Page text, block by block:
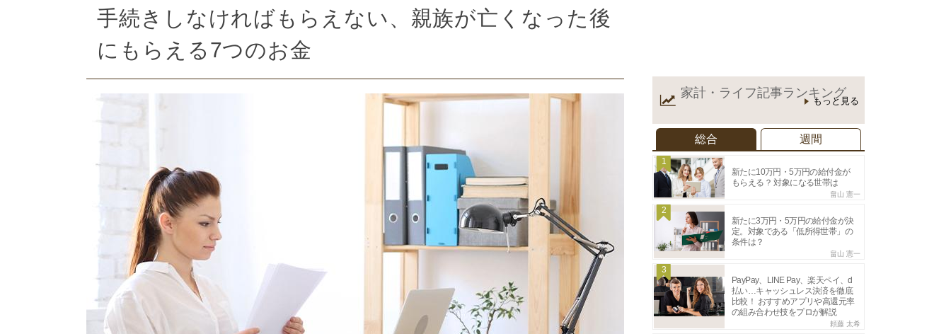
手続きしなければもらえない、親族が亡くなった後
にもらえる7つのお金
家計・ライフ記事ランキング
もっと見る
総合 週間
1
新たに10万円・5万円の給付金が
もらえる？ 対象になる世帯は
畠山 憲一
2
新たに3万円・5万円の給付金が決
定。対象である「低所得世帯」の
条件は？
畠山 憲一
3
PayPay、LINE Pay、楽天ペイ、d
払い…キャッシュレス決済を徹底
比較！ おすすめアプリや高還元率
の組み合わせ技をプロが解説
頼藤 太希